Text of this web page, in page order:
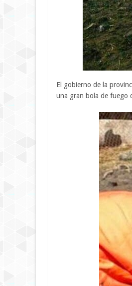
El gobierno de la
una gran bola de fuego